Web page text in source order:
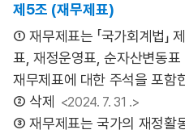
제5조 (재무제표)
① 재무제표는 「국가회계법」
표, 재정운영표, 순자산변동표
재무제표에 대한 주석을 포함
② 삭제 <2024. 7. 31 .>
③ 재무제표는 국가의 재정활